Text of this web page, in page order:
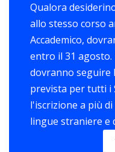
Qualora
allo stesso corso
Accademico,
entro il 31
dovranno seguire
prevista per tutti i
l'iscrizione a più
lingue straniere e